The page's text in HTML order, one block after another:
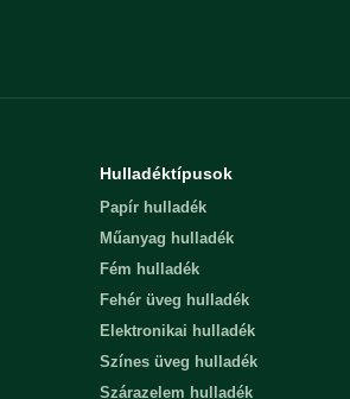
Hulladéktípusok
Papír hulladék
Műanyag hulladék
Fém hulladék
Fehér üveg hulladék
Elektronikai hulladék
Színes üveg hulladék
Szárazelem hulladék